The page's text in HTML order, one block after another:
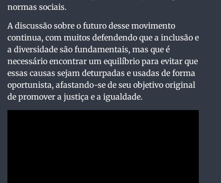
normas sociais.
A discussão sobre o futuro desse movimento
continua, com muitos defendendo que a inclusão e
a diversidade são fundamentais, mas que é
necessário encontrar um equilíbrio para evitar que
essas causas sejam deturpadas e usadas de forma
oportunista, afastando-se de seu objetivo original
de promover a justiça e a igualdade.